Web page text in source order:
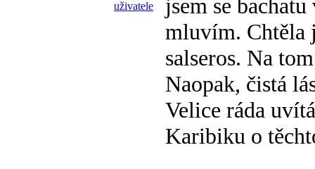
jsem se
mluvím. Chtěla
salseros. Na
Naopak, čistá
Velice ráda
Karibiku o